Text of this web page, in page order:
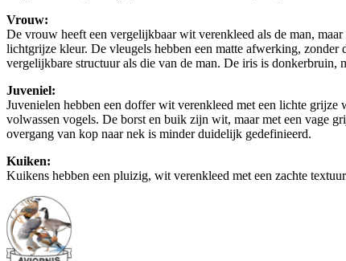
Vrouw:
De vrouw heeft een vergelijkbaar wit verenkleed als de man,
lichtgrijze kleur. De vleugels hebben een matte afwerking,
vergelijkbare structuur als die van de man. De iris is donkerbruin,
Juveniel:
Juvenielen hebben een doffer wit verenkleed met een lichte
volwassen vogels. De borst en buik zijn wit, maar met een vage
overgang van kop naar nek is minder duidelijk gedefinieerd.
Kuiken:
Kuikens hebben een pluizig, wit verenkleed met een zachte